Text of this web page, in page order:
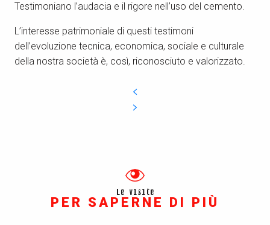
Testimoniano l’audacia e il rigore nell’uso del cemento.
L’interesse patrimoniale di questi testimoni
dell’evoluzione tecnica, economica, sociale e culturale
della nostra società è, così, riconosciuto e valorizzato.
Le visite
PER SAPERNE DI PIÙ